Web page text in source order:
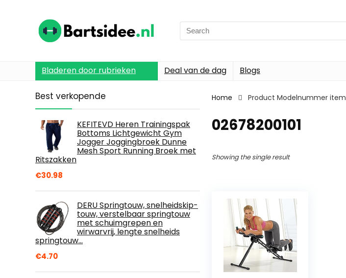
Search
for:
Bladeren door rubrieken Deal van de dag Blogs
Best verkopende
KEFITEVD Heren Trainingspak
Bottoms Lichtgewicht Gym
Jogger Joggingbroek Dunne
Mesh Sport Running Broek met
Ritszakken
€30.98
DERU Springtouw, snelheidskip-
touw, verstelbaar springtouw
met schuimgrepen en
wirwarvrij, lengte snelheids
springtouw…
€4.70
Home Product Modelnummer item
02678200101
Showing the single result